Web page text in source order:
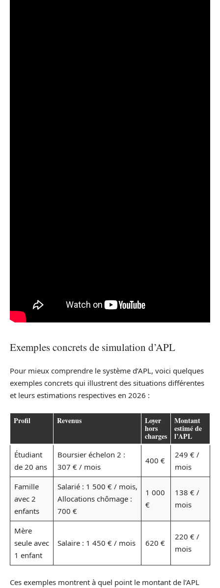
Exemples concrets de simulation d’APL
Pour mieux comprendre le système d’APL, voici quelques
exemples concrets qui illustrent des situations différentes
et leurs estimations respectives en 2026 :
Profil Revenus Loyer
hors
charges
Montant
estimé de
l’APL
Étudiant
de 20 ans
Boursier échelon 2 :
307 € / mois
400 €
249 € /
mois
Famille
avec 2
enfants
Salarié : 1 500 € / mois,
Allocations chômage :
700 €
1 000
€
138 € /
mois
Mère
seule avec
1 enfant
Salaire : 1 450 € / mois 620 €
220 € /
mois
Ces exemples montrent à quel point le montant de l’APL